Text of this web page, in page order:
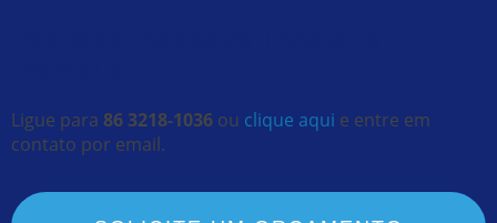
Ligue para 86 3218-1036 ou clique aqui e entre em
contato por email.